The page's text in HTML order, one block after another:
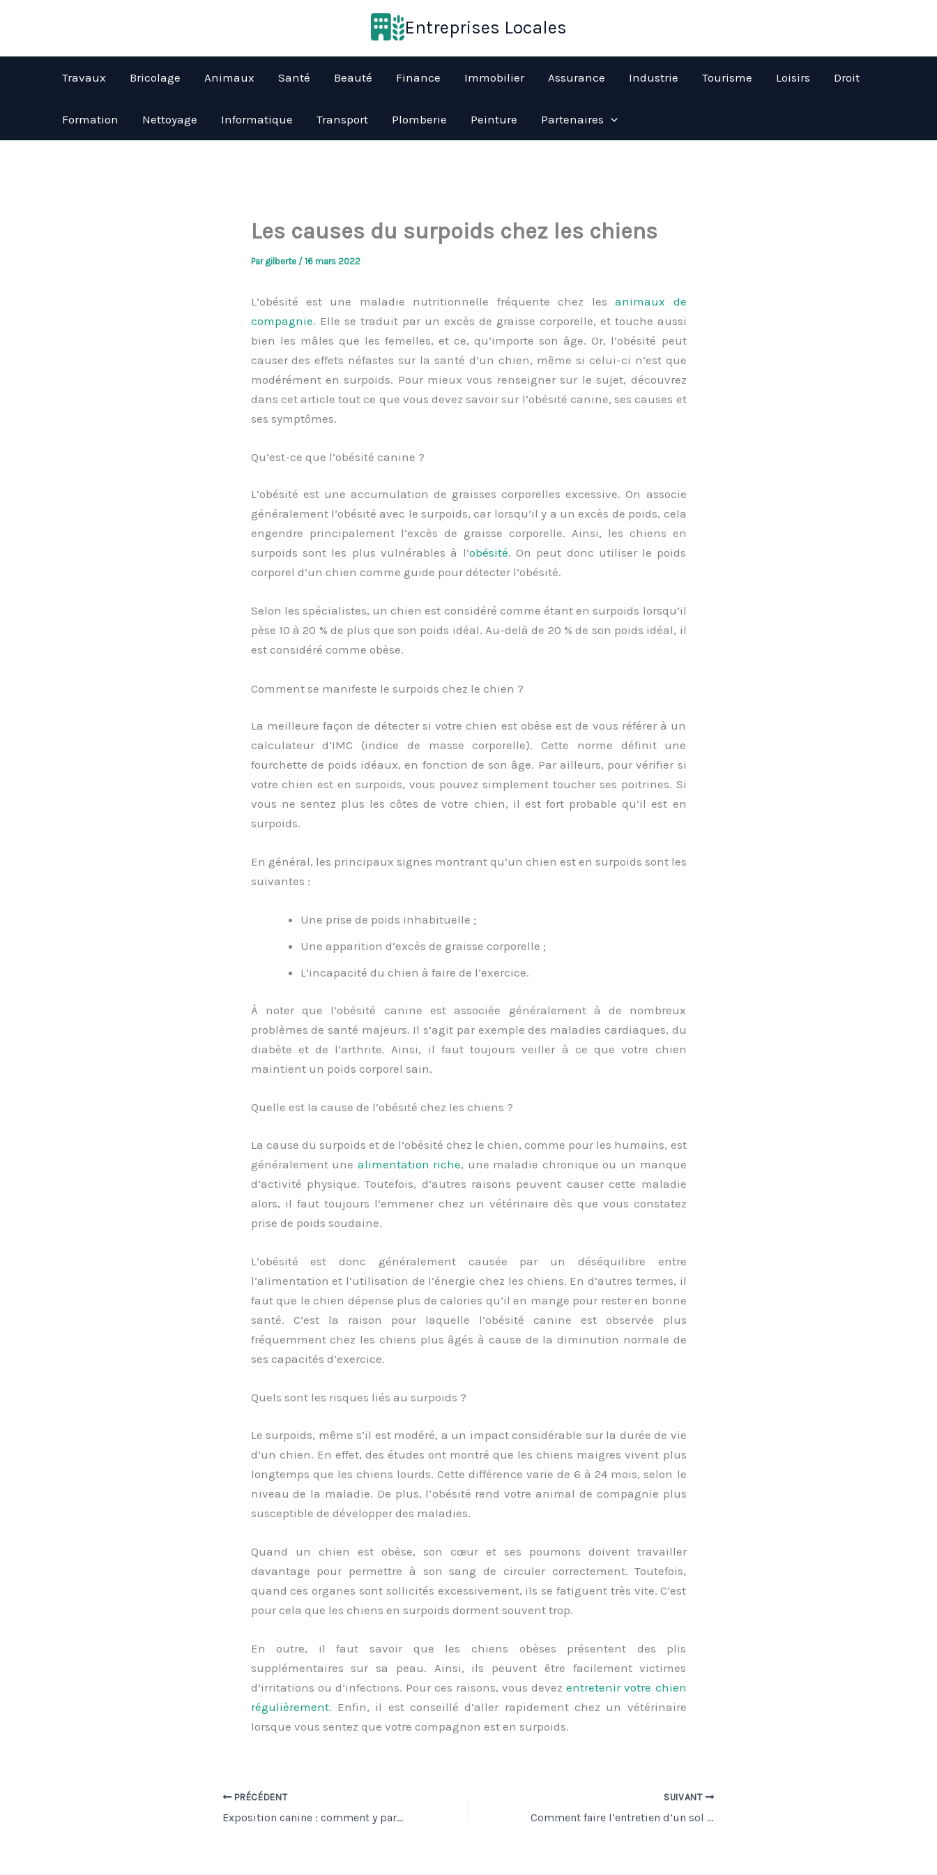
Entreprises Locales
Travaux Bricolage Animaux Santé Beauté Finance Immobilier Assurance Industrie Tourisme Loisirs Droit
Formation Nettoyage Informatique Transport Plomberie Peinture Partenaires
Les causes du surpoids chez les chiens
Par gilberte / 16 mars 2022
L’obésité est une maladie nutritionnelle fréquente chez lesanimaux de
compagnie. Elle se traduit par un excès de graisse corporelle, et touche aussi
bien les mâles que les femelles, et ce, qu’importe son âge. Or, l’obésité peut
causer des effets néfastes sur la santé d’un chien, même si celui-ci n’est que
modérément en surpoids. Pour mieux vous renseigner sur le sujet, découvrez
dans cet article tout ce que vous devez savoir sur l’obésité canine, ses causes et
ses symptômes.
Qu’est-ce que l’obésité canine ?
L’obésité est une accumulation de graisses corporelles excessive. On associe
généralement l’obésité avec le surpoids, car lorsqu’il y a un excès de poids, cela
engendre principalement l’excès de graisse corporelle. Ainsi, les chiens en
surpoids sont les plus vulnérables à l’obésité. On peut donc utiliser le poids
corporel d’un chien comme guide pour détecter l’obésité.
Selon les spécialistes, un chien est considéré comme étant en surpoids lorsqu’il
pèse 10 à 20 % de plus que son poids idéal. Au-delà de 20 % de son poids idéal, il
est considéré comme obèse.
Comment se manifeste le surpoids chez le chien ?
La meilleure façon de détecter si votre chien est obèse est de vous référer à un
calculateur d’IMC (indice de masse corporelle). Cette norme définit une
fourchette de poids idéaux, en fonction de son âge. Par ailleurs, pour vérifier si
votre chien est en surpoids, vous pouvez simplement toucher ses poitrines. Si
vous ne sentez plus les côtes de votre chien, il est fort probable qu’il est en
surpoids.
En général, les principaux signes montrant qu’un chien est en surpoids sont les
suivantes :
Une prise de poids inhabituelle ;
Une apparition d’excès de graisse corporelle ;
L’incapacité du chien à faire de l’exercice.
À noter que l’obésité canine est associée généralement à de nombreux
problèmes de santé majeurs. Il s’agit par exemple des maladies cardiaques, du
diabète et de l’arthrite. Ainsi, il faut toujours veiller à ce que votre chien
maintient un poids corporel sain.
Quelle est la cause de l’obésité chez les chiens ?
La cause du surpoids et de l’obésité chez le chien, comme pour les humains, est
généralement une alimentation riche, une maladie chronique ou un manque
d’activité physique. Toutefois, d’autres raisons peuvent causer cette maladie
alors, il faut toujours l’emmener chez un vétérinaire dès que vous constatez
prise de poids soudaine.
L’obésité est donc généralement causée par un déséquilibre entre
l’alimentation et l’utilisation de l’énergie chez les chiens. En d’autres termes, il
faut que le chien dépense plus de calories qu’il en mange pour rester en bonne
santé. C’est la raison pour laquelle l’obésité canine est observée plus
fréquemment chez les chiens plus âgés à cause de la diminution normale de
ses capacités d’exercice.
Quels sont les risques liés au surpoids ?
Le surpoids, même s’il est modéré, a un impact considérable sur la durée de vie
d’un chien. En effet, des études ont montré que les chiens maigres vivent plus
longtemps que les chiens lourds. Cette différence varie de 6 à 24 mois, selon le
niveau de la maladie. De plus, l’obésité rend votre animal de compagnie plus
susceptible de développer des maladies.
Quand un chien est obèse, son cœur et ses poumons doivent travailler
davantage pour permettre à son sang de circuler correctement. Toutefois,
quand ces organes sont sollicités excessivement, ils se fatiguent très vite. C’est
pour cela que les chiens en surpoids dorment souvent trop.
En outre, il faut savoir que les chiens obèses présentent des plis
supplémentaires sur sa peau. Ainsi, ils peuvent être facilement victimes
d’irritations ou d’infections. Pour ces raisons, vous devezentretenir votre chien
régulièrement. Enfin, il est conseillé d’aller rapidement chez un vétérinaire
lorsque vous sentez que votre compagnon est en surpoids.
PRÉCÉDENT
Exposition canine : comment y participer ?
SUIVANT
Comment faire l’entretien d’un sol en pierre calcaire ?